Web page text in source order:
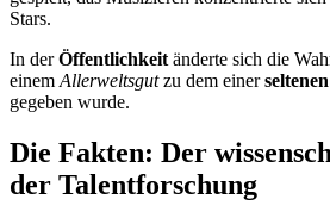
Stars.
In derÖffentlichkeitänderte sich die
einemAllerweltsgutzu dem einer
gegeben wurde.
Die Fakten: Der
der Talentforschung